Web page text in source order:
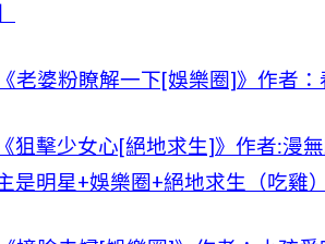
《老婆粉瞭解一下[娛樂圈]》作者
《狙擊少女心[絕地求生]》作者:漫
是明星+娛樂圈+絕地求生（吃雞）